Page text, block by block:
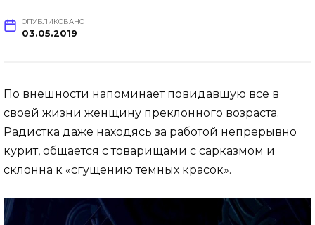
ОПУБЛИКОВАНО
03.05.2019
По внешности напоминает повидавшую все в
своей жизни женщину преклонного возраста.
Радистка даже находясь за работой непрерывно
курит, общается с товарищами с сарказмом и
склонна к «сгущению темных красок».